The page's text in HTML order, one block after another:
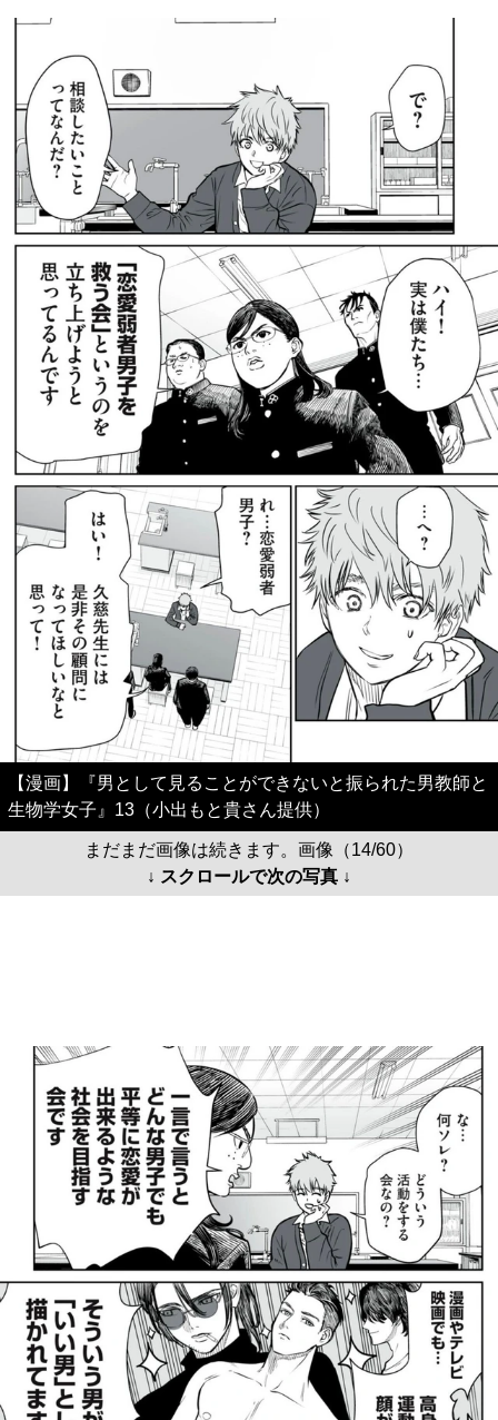
【漫画】『男として見ることができないと振られた男教師と
生物学女子』13（小出もと貴さん提供）
まだまだ画像は続きます。画像（14/60）
↓ スクロールで次の写真 ↓